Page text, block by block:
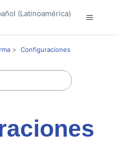
(Latinoamérica)
Configuraciones